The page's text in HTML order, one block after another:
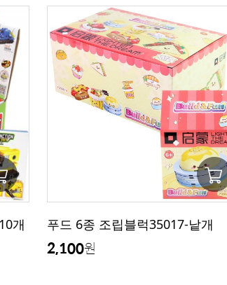
개
푸드 6종 조립블럭35017-낱개
2,100원